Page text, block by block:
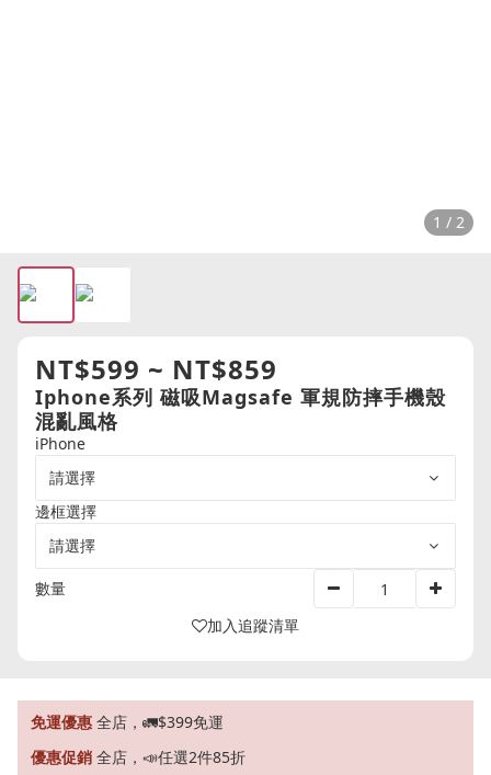
1 / 2
NT$599 ~ NT$859
Iphone系列 磁吸Magsafe 軍規防摔手機殼
混亂風格
iPhone
邊框選擇
數量
加入追蹤清單
免運優惠 全店，🚛$399免運
優惠促銷 全店，📣任選2件85折